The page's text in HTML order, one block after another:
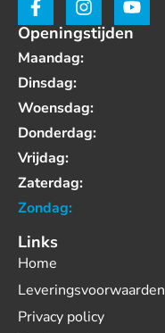
Openingstijden
Maandag:
Dinsdag:
Woensdag:
Donderdag:
Vrijdag:
Zaterdag:
Zondag:
Links
Home
Leveringsvoorwaarden
Privacy policy